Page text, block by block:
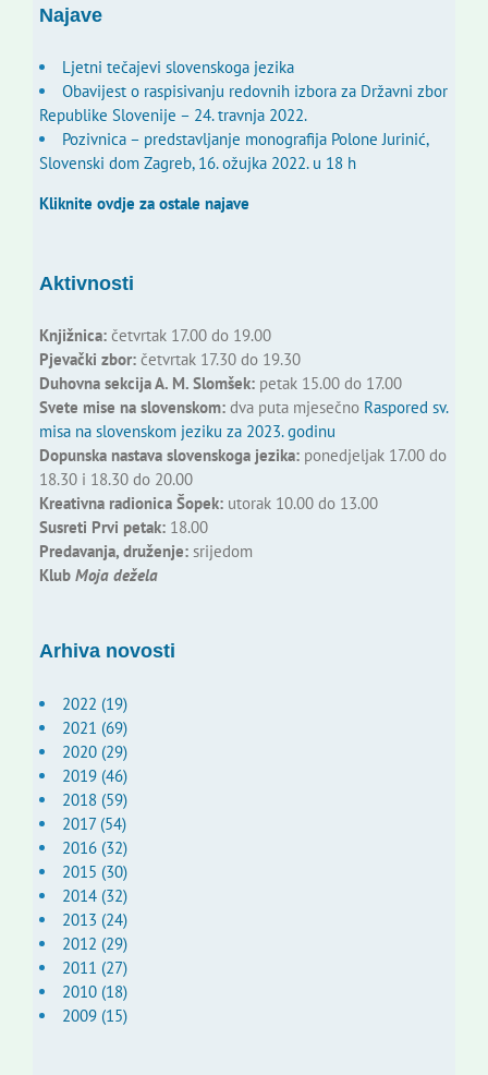
Najave
Ljetni tečajevi slovenskoga jezika
Obavijest o raspisivanju redovnih izbora za Državni zbor
Republike Slovenije – 24. travnja 2022.
Pozivnica – predstavljanje monografija Polone Jurinić,
Slovenski dom Zagreb, 16. ožujka 2022. u 18 h
Kliknite ovdje za ostale najave
Aktivnosti
Knjižnica:četvrtak 17.00 do 19.00
Pjevački zbor:četvrtak 17.30 do 19.30
Duhovna sekcija A. M. Slomšek:petak 15.00 do 17.00
Svete mise na slovenskom:dva puta mjesečno Raspored sv.
misa na slovenskom jeziku za 2023. godinu
Dopunska nastava slovenskoga jezika:ponedjeljak 17.00 do
18.30 i 18.30 do 20.00
Kreativna radionica Šopek:utorak 10.00 do 13.00
Susreti Prvi petak:18.00
Predavanja, druženje:srijedom
Klub Moja dežela
Arhiva novosti
2022 (19)
2021 (69)
2020 (29)
2019 (46)
2018 (59)
2017 (54)
2016 (32)
2015 (30)
2014 (32)
2013 (24)
2012 (29)
2011 (27)
2010 (18)
2009 (15)